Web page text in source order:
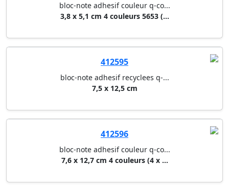
bloc-note adhesif couleur q-co...
3,8 x 5,1 cm 4 couleurs 5653 (...
412595
bloc-note adhesif recyclees q-...
7,5 x 12,5 cm
412596
bloc-note adhesif couleur q-co...
7,6 x 12,7 cm 4 couleurs (4 x ...